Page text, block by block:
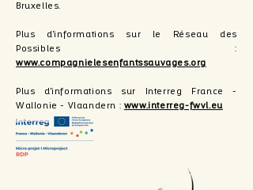
Bruxelles.
Plus d'informations sur le Réseau des
Possibles :
www.compagnielesenfantssauvages.org
Plus d'informations sur Interreg France -
Wallonie - Vlaandern : www.interreg-fwvl.eu